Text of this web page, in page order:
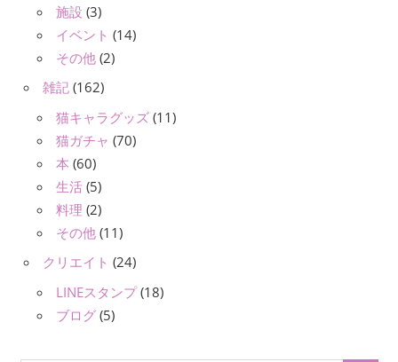
施設 (3)
イベント (14)
その他 (2)
雑記 (162)
猫キャラグッズ (11)
猫ガチャ (70)
本 (60)
生活 (5)
料理 (2)
その他 (11)
クリエイト (24)
LINEスタンプ(18)
ブログ (5)